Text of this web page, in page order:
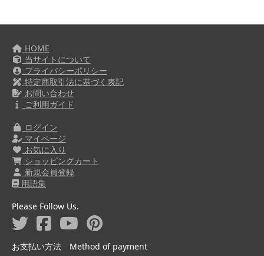
HOME
当サイトについて
プライバシーポリシー
特定商取引法に基づく表記
お問い合わせ
ご利用ガイド
ログイン
マイページ
お気に入り
ショッピングカート
新規会員登録
用語集
Please Follow Us.
お支払い方法 Method of payment